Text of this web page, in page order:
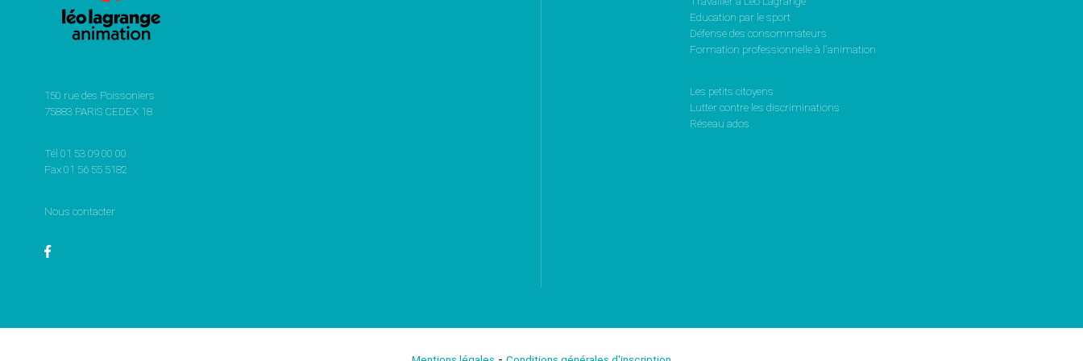
150 rue des Poissoniers
75883 PARIS CEDEX 18
Tél 01 53 09 00 00
Fax 01 56 55 5182
Nous contacter
Education par le sport
Défense des consommateurs
Formation professionnelle à l'animation
Les petits citoyens
Lutter contre les discriminations
Réseau ados